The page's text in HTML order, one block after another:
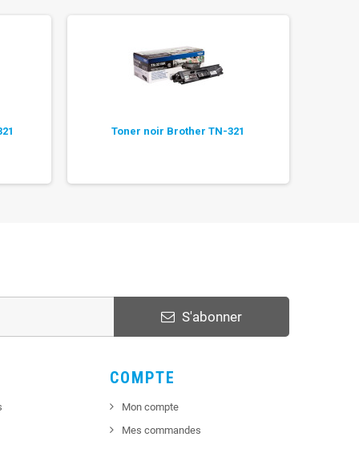
Toner noir Brother TN-321
S'abonner
COMPTE
Mon compte
Mes commandes